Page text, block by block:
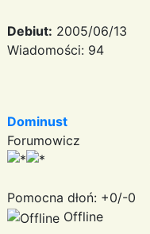
Debiut: 2005/06/13
Wiadomości: 94
Dominust
Forumowicz
Pomocna dłoń: +0/-0
Offline